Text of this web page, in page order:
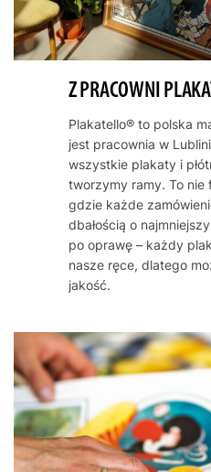
Z PRACOWNI
Plakatello® to polska
jest pracownia w
wszystkie plakaty i
tworzymy ramy. To nie
gdzie każde
dbałością o
po oprawę – każdy
nasze ręce, dlatego
jakość.